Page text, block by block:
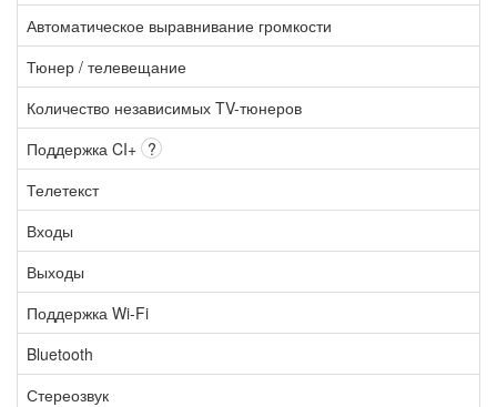
Автоматическое выравнивание громкости
Тюнер / телевещание
Количество независимых TV-тюнеров
Поддержка CI+ ?
Телетекст
Входы
Выходы
Поддержка Wi-Fi
Bluetooth
Стереозвук